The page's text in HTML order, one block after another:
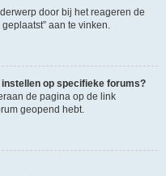
door bij het reageren de
aan te vinken.
op specifieke forums?
de pagina op de link
geopend hebt.